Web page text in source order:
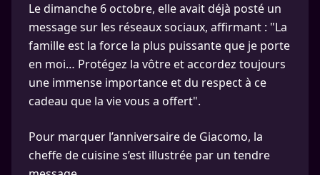
Le dimanche 6 octobre, elle avait déjà posté un
message sur les réseaux sociaux, affirmant : "La
famille est la force la plus puissante que je porte
en moi… Protégez la vôtre et accordez toujours
une immense importance et du respect à ce
cadeau que la vie vous a offert".
Pour marquer l’anniversaire de Giacomo, la
cheffe de cuisine s’est illustrée par un tendre